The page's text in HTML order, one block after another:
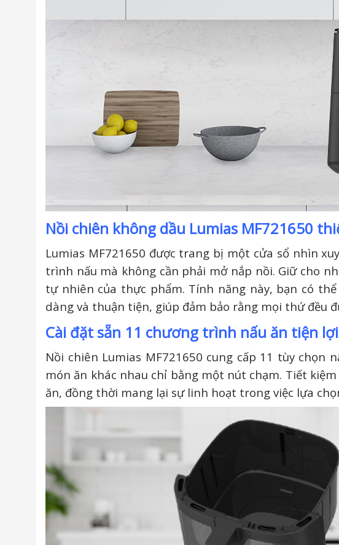
Nồi chiên không dầu Lumias MF721650
Lumias MF721650 được trang bị một cửa sổ nhìn
trình nấu mà không cần phải mở nắp nồi. Giữ cho
tự nhiên của thực phẩm. Tính năng này, bạn có
dàng và thuận tiện, giúp đảm bảo rằng mọi thứ đều
Cài đặt sẵn 11 chương trình nấu ăn tiện lợi
Nồi chiên Lumias MF721650 cung cấp 11 tùy chọn
món ăn khác nhau chỉ bằng một nút chạm. Tiết
ăn, đồng thời mang lại sự linh hoạt trong việc lựa